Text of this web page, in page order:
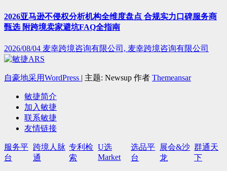
2026亚马逊不侵权分析机构全维度盘点 合规实力口碑服务商
甄选 附跨境卖家避坑FAQ全指南
2026/08/04 麦幸跨境咨询有限公司, 麦幸跨境咨询有限公司
自豪地采用WordPress | 主题: Newsup 作者 Themeansar
敏捷简介
加入敏捷
联系敏捷
友情链接
服务平
台
跨境人脉
通
专利检
索
U选
Market
选品平
台
展会&沙
龙
群通天
下